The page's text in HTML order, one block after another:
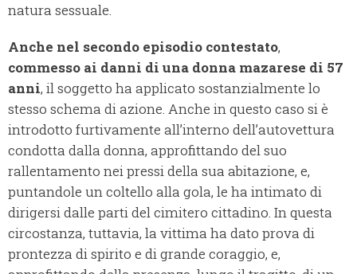
natura sessuale.
Anche nel secondo episodio contestato,
commesso ai danni di una donna mazarese di 57
anni, il soggetto ha applicato sostanzialmente lo
stesso schema di azione. Anche in questo caso si è
introdotto furtivamente all’interno dell’autovettura
condotta dalla donna, approfittando del suo
rallentamento nei pressi della sua abitazione, e,
puntandole un coltello alla gola, le ha intimato di
dirigersi dalle parti del cimitero cittadino. In questa
circostanza, tuttavia, la vittima ha dato prova di
prontezza di spirito e di grande coraggio, e,